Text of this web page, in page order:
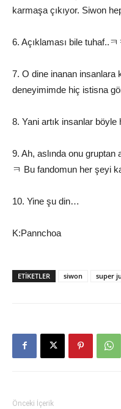
karmaşa çıkıyor. Siwon
6. Açıklaması bile tuhaf..ㅋ
7. O dine inanan insanlara
deneyimimde hiç istisna
8. Yani artık insanlar
9. Ah, aslında onu gruptan
ㅋ Bu fandomun her şeyi
10. Yine şu din…
K:Pannchoa
ETIKETLER siwon super
Önceki İçerik